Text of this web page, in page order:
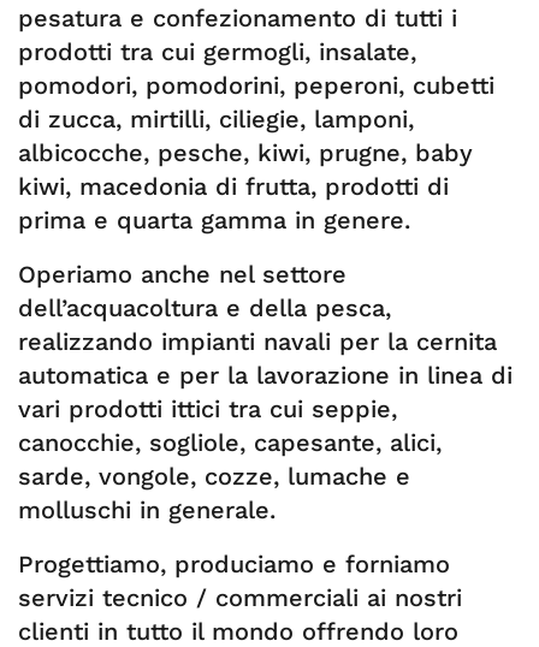
pesatura e confezionamento di tutti i
prodotti tra cui germogli, insalate,
pomodori, pomodorini, peperoni, cubetti
di zucca, mirtilli, ciliegie, lamponi,
albicocche, pesche, kiwi, prugne, baby
kiwi, macedonia di frutta, prodotti di
prima e quarta gamma in genere.
Operiamo anche nel settore
dell’acquacoltura e della pesca,
realizzando impianti navali per la cernita
automatica e per la lavorazione in linea di
vari prodotti ittici tra cui seppie,
canocchie, sogliole, capesante, alici,
sarde, vongole, cozze, lumache e
molluschi in generale.
Progettiamo, produciamo e forniamo
servizi tecnico / commerciali ai nostri
clienti in tutto il mondo offrendo loro